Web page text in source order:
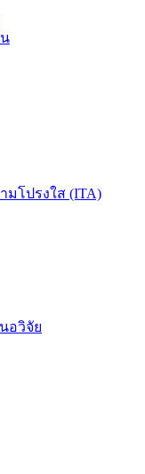
โปรงใส (ITA)
อวิจัย